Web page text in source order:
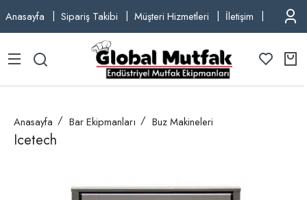
Anasayfa Sipariş Takibi Müşteri Hizmetleri İletişim TEL:
Anasayfa Bar Ekipmanları Buz Makineleri
Icetech